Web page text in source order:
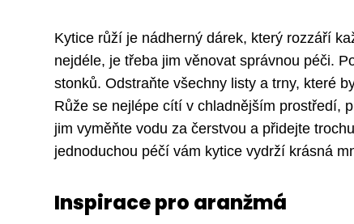
Kytice růží je nádherný dárek, který rozzáří
nejdéle, je třeba jim věnovat správnou péči.
stonků. Odstraňte všechny listy a trny, které
Růže se nejlépe cítí v chladnějším prostředí,
jim vyměňte vodu za čerstvou a přidejte
jednoduchou péčí vám kytice vydrží krásná
Inspirace pro aranžmá